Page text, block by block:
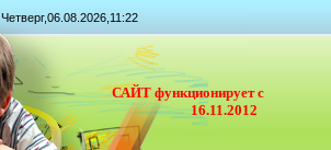
Четверг,06.08.2026,11:22
САЙТ функционирует с
16.11.2012